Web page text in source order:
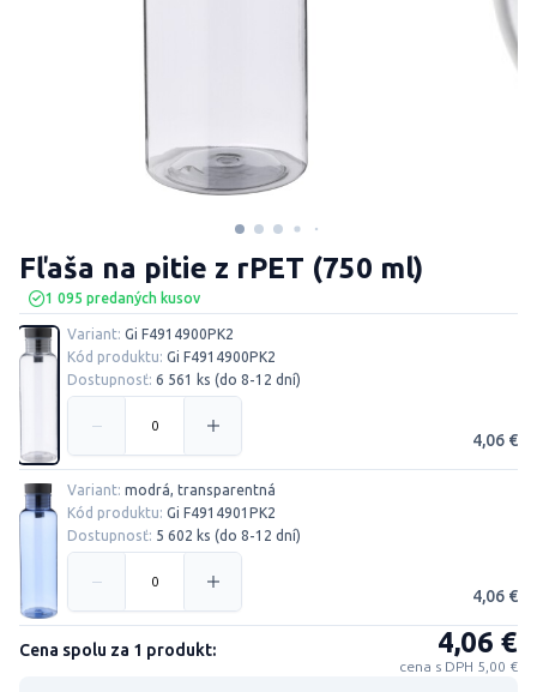
1 095 predaných kusov
Fľaša na pitie z rPET (750 ml)
Variant: Gi F4914900PK2
Kód produktu: Gi F4914900PK2
Dostupnosť: 6 561 ks (do 8-12 dní)
4,06 €
Variant: modrá, transparentná
Kód produktu: Gi F4914901PK2
Dostupnosť: 5 602 ks (do 8-12 dní)
4,06 €
Cena spolu za 1 produkt: 4,06 €
cena s DPH 5,00 €